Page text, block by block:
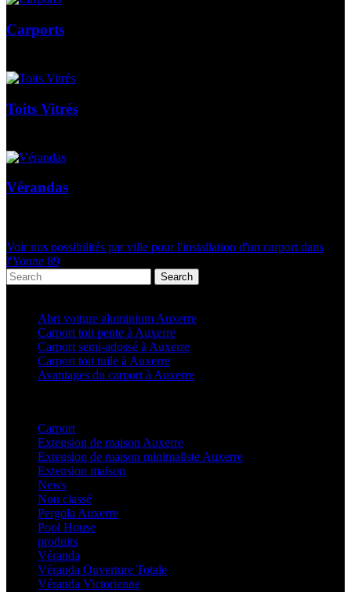
Carports
Toits Vitrés
Vérandas
Voir nos possibilités par ville pour l'installation d'un carport dans
l'Yonne 89
Search
Abri voiture aluminium Auxerre
Carport toit pente à Auxerre
Carport semi-adossé à Auxerre
Carport toit tuile à Auxerre
Avantages du carport à Auxerre
Carport(36)
Extension de maison Auxerre
Extension de maison minimaliste Auxerre
Extension maison
News
Non classé
Pergola Auxerre
Pool House
produits
Véranda
Véranda Ouverture Totale
Véranda Victorienne